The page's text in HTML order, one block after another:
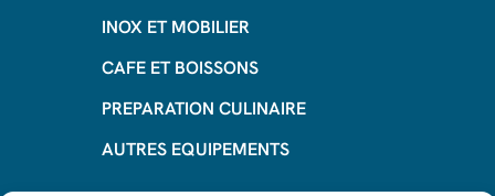
INOX ET MOBILIER
CAFE ET BOISSONS
PREPARATION CULINAIRE
AUTRES EQUIPEMENTS